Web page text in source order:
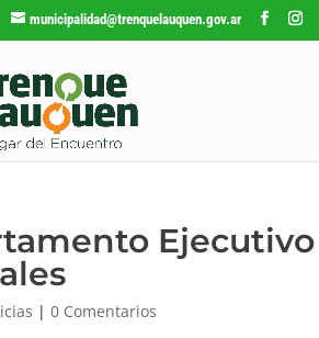
municipalidad@trenquelauquen.gov.ar
|0 Comentarios